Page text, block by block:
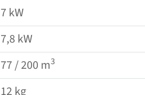
7 kW
7,8 kW
77 / 200 m3
12 kg